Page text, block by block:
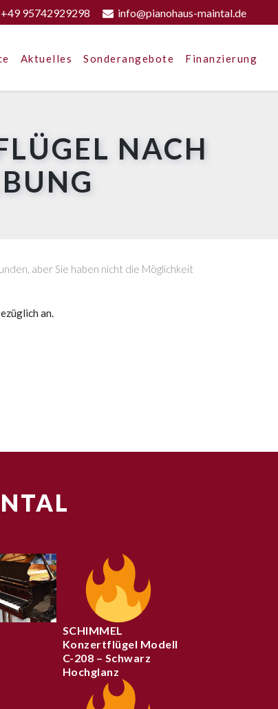
+49 95742929298 info@pianohaus-maintal.de
Aktuelles Sonderangebote Finanzierung
NACH
aber Sie haben nicht die Möglichkeit
an.
SCHIMMEL
Konzertflügel Modell
C-208 – Schwarz
Hochglanz